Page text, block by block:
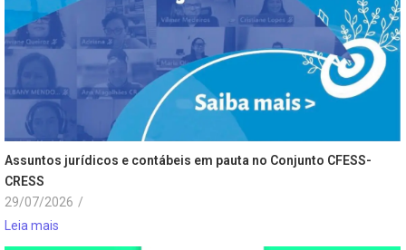
Assuntos jurídicos e contábeis em pauta no Conjunto CFESS-
CRESS
29/07/2026 /
Leia mais